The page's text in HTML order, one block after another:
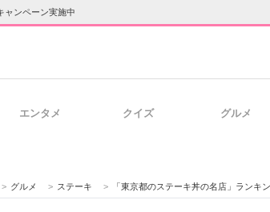
ャンペーン実施中
エンタメ クイズ グルメ
> グルメ > ステーキ > 「東京都のステーキ丼の名店」ランキング